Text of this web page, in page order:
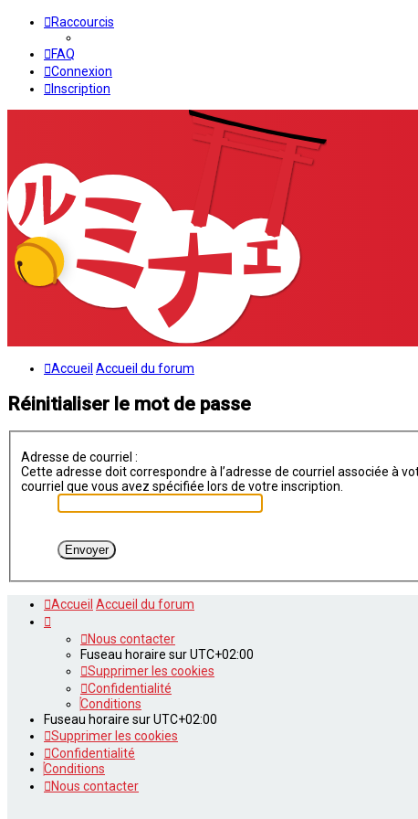
Raccourcis
FAQ
Connexion
Inscription
Accueil Accueil du forum
Réinitialiser le mot de passe
Adresse de courriel :
Cette adresse doit correspondre à l’adresse de courriel associée à
courriel que vous avez spécifiée lors de votre inscription.
Accueil Accueil du forum
Nous contacter
Fuseau horaire surUTC+02:00
Supprimer les cookies
Confidentialité
Conditions
Fuseau horaire surUTC+02:00
Supprimer les cookies
Confidentialité
Conditions
Nous contacter